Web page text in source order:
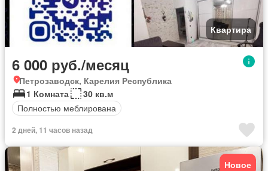
Квартира
6 000 руб./месяц
Петрозаводск, Карелия Республика
1 Комната
30 кв.м
Полностью меблирована
2 дней, 11 часов назад
Новое